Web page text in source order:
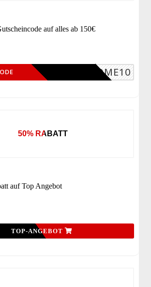
auf alles ab 150€
ELCOME10
50% RABATT
auf Top Angebot
TOP-ANGEBOT